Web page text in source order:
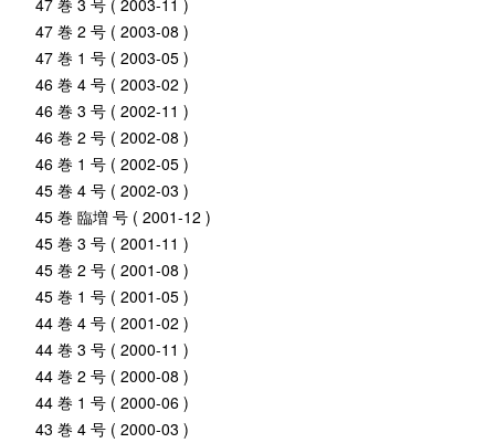
47 巻 3 号 ( 2003-11 )
47 巻 2 号 ( 2003-08 )
47 巻 1 号 ( 2003-05 )
46 巻 4 号 ( 2003-02 )
46 巻 3 号 ( 2002-11 )
46 巻 2 号 ( 2002-08 )
46 巻 1 号 ( 2002-05 )
45 巻 4 号 ( 2002-03 )
45 巻 臨増 号 ( 2001-12 )
45 巻 3 号 ( 2001-11 )
45 巻 2 号 ( 2001-08 )
45 巻 1 号 ( 2001-05 )
44 巻 4 号 ( 2001-02 )
44 巻 3 号 ( 2000-11 )
44 巻 2 号 ( 2000-08 )
44 巻 1 号 ( 2000-06 )
43 巻 4 号 ( 2000-03 )